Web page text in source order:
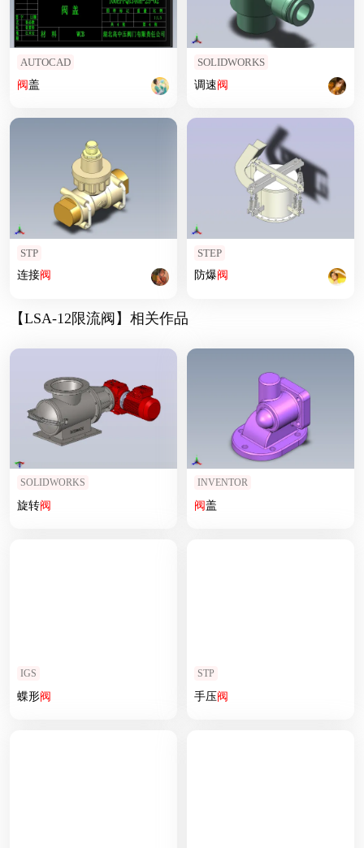
AUTOCAD
阀盖
SOLIDWORKS
调速阀
STP
连接阀
STEP
防爆阀
【LSA-12限流阀】相关作品
SOLIDWORKS
旋转阀
INVENTOR
阀盖
IGS
蝶形阀
STP
手压阀